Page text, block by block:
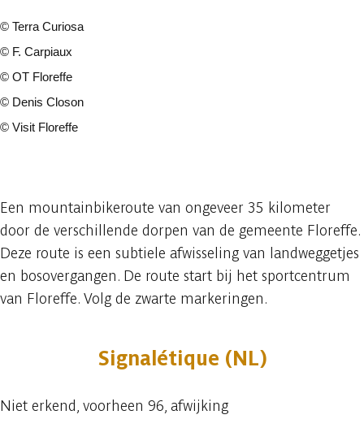
© Terra Curiosa
© F. Carpiaux
© OT Floreffe
© Denis Closon
© Visit Floreffe
Een mountainbikeroute van ongeveer 35 kilometer
door de verschillende dorpen van de gemeente Floreffe.
Deze route is een subtiele afwisseling van landweggetjes
en bosovergangen. De route start bij het sportcentrum
van Floreffe. Volg de zwarte markeringen.
Signalétique (NL)
Niet erkend, voorheen 96, afwijking